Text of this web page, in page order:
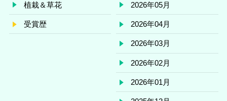
植栽＆草花
受賞歴
2026年05月
2026年04月
2026年03月
2026年02月
2026年01月